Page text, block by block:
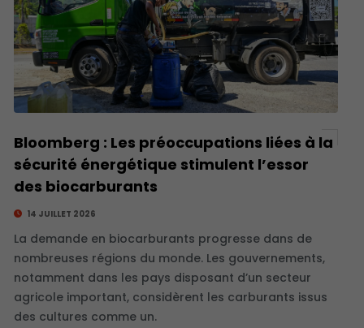
Bloomberg : Les préoccupations liées à la
sécurité énergétique stimulent l’essor
des biocarburants
14 JUILLET 2026
La demande en biocarburants progresse dans de
nombreuses régions du monde. Les gouvernements,
notamment dans les pays disposant d’un secteur
agricole important, considèrent les carburants issus
des cultures comme un.